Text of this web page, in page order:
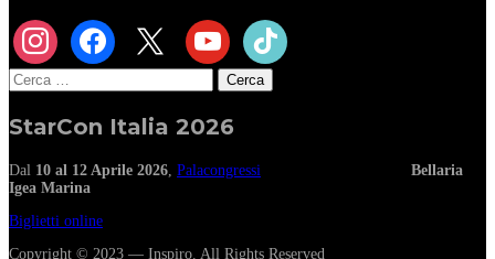
instagram facebook youtube tiktok
Ricerca
per:
StarCon Italia 2026
Dal 10 al 12 Aprile 2026, Palacongressi
Bellaria
Igea Marina
Biglietti online
Copyright © 2023 — Inspiro. All Rights Reserved